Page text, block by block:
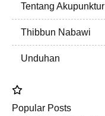
Tentang Akupunktur
Thibbun Nabawi
Unduhan
Popular Posts